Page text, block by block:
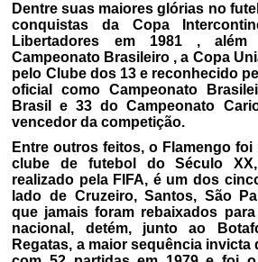
Dentre suas maiores glórias no
conquistas da Copa
Libertadores em 1981 ,
Campeonato Brasileiro , a Copa
pelo Clube dos 13 e reconhecido
oficial como Campeonato
Brasil e 33 do Campeonato
vencedor da competição.
Entre outros feitos, o Flamengo
clube de futebol do Século
realizado pela FIFA, é um dos
lado de Cruzeiro, Santos, São
que jamais foram rebaixados
nacional, detém, junto ao
Regatas, a maior sequência